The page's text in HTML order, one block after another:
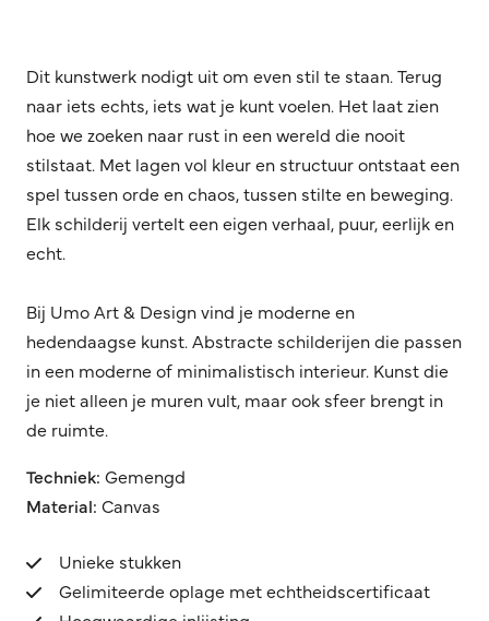
Dit kunstwerk nodigt uit om even stil te staan. Terug
naar iets echts, iets wat je kunt voelen. Het laat zien
hoe we zoeken naar rust in een wereld die nooit
stilstaat. Met lagen vol kleur en structuur ontstaat een
spel tussen orde en chaos, tussen stilte en beweging.
Elk schilderij vertelt een eigen verhaal, puur, eerlijk en
echt.
Bij Umo Art & Design vind je moderne en
hedendaagse kunst. Abstracte schilderijen die passen
in een moderne of minimalistisch interieur. Kunst die
je niet alleen je muren vult, maar ook sfeer brengt in
de ruimte.
Techniek: Gemengd
Material: Canvas
Unieke stukken
Gelimiteerde oplage met echtheidscertificaat